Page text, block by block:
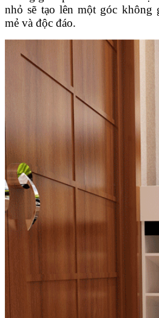
nhỏ sẽ tạo lên một góc không
mẻ và độc đáo.